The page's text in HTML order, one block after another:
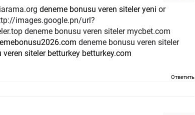
deneme bonusu veren siteler yeni or
deneme bonusu veren siteler mycbet.com
deneme bonusu veren siteler
veren siteler betturkey betturkey.com
Ответить